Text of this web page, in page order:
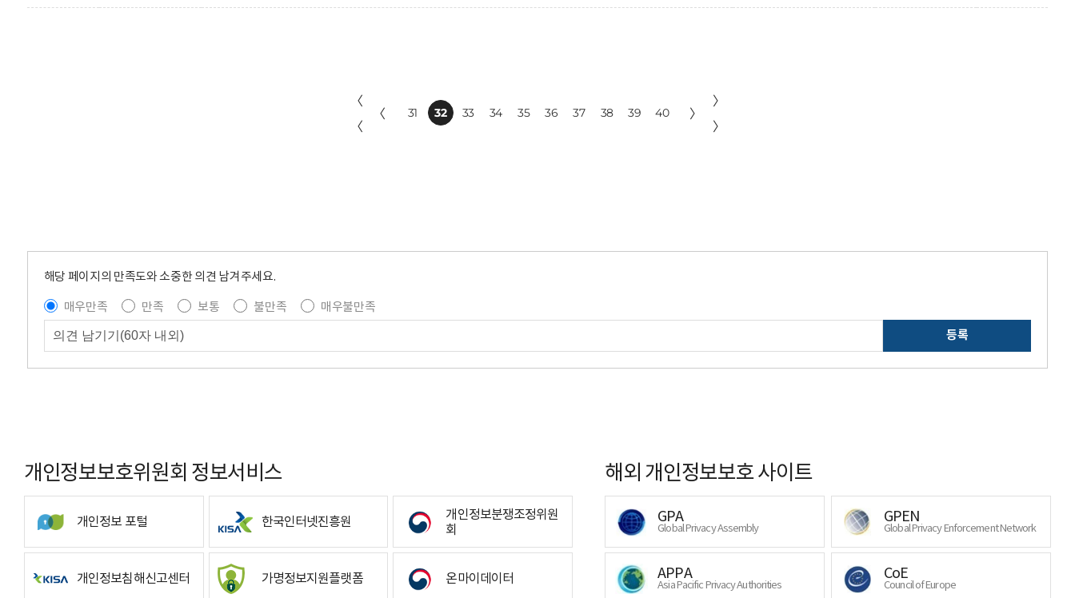
〈
〈
〈 31 32 33 34 35 36 37 38 39 40 〉
〉
〉
해당 페이지의 만족도와 소중한 의견 남겨주세요.
매우만족
만족 보통 불만족
매우불만족
등록
개인정보보호위원회 정보서비스
개인정보 포털 한국인터넷진흥원
개인정보분쟁조정위원
회
개인정보침해신고센터 가명정보지원플랫폼 온마이데이터
해외 개인정보보호 사이트
GPA
Global Privacy Assembly
GPEN
Global Privacy Enforcement Network
APPA
Asia Pacific Privacy Authorities
CoE
Council of Europe